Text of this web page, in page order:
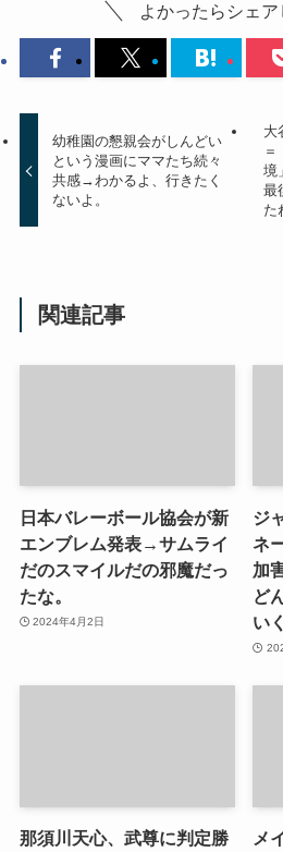
よかったらシェア
幼稚園の懇親会がしんどい
という漫画にママたち続々
共感→わかるよ、行きたく
ないよ。
大
境
最
た
関連記事
日本バレーボール協会が新
エンブレム発表→サムライ
だのスマイルだの邪魔だっ
たな。
2024年4月2日
ジ
ネ
加
ど
い
那須川天心、武尊に判定勝
メ